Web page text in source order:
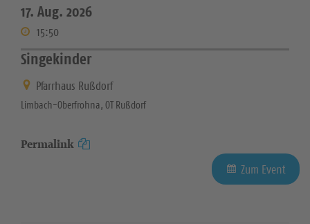
17. Aug. 2026
15:50
Singekinder
Pfarrhaus Rußdorf
Limbach-Oberfrohna, OT Rußdorf
Permalink
Zum Event